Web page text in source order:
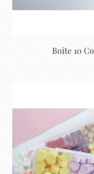
Boîte 10